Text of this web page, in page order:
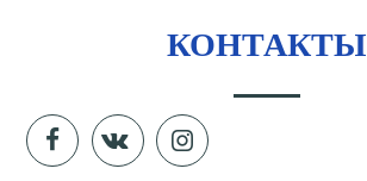
КОНТАКТЫ